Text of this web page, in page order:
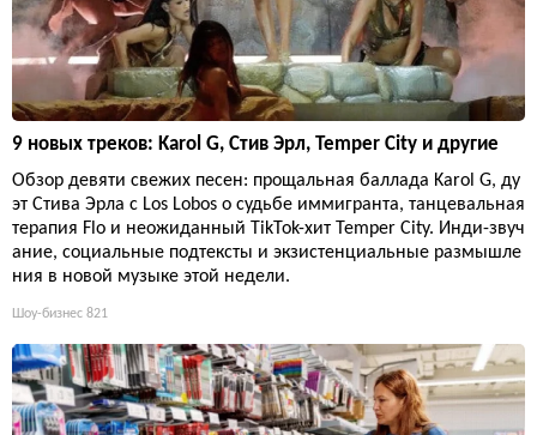
9 новых треков: Karol G, Стив Эрл, Temper City и другие
Обзор девяти свежих песен: прощальная баллада Karol G, ду
эт Стива Эрла с Los Lobos о судьбе иммигранта, танцевальная
терапия Flo и неожиданный TikTok-хит Temper City. Инди-звуч
ание, социальные подтексты и экзистенциальные размышле
ния в новой музыке этой недели.
Шоу-бизнес 821